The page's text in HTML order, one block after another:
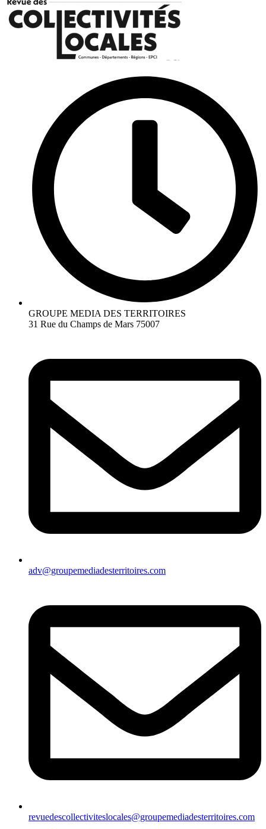
GROUPE MEDIA DES TERRITOIRES
31 Rue du Champs de Mars 75007
adv@groupemediadesterritoires.com
revuedescollectiviteslocales@groupemediadesterritoires.com